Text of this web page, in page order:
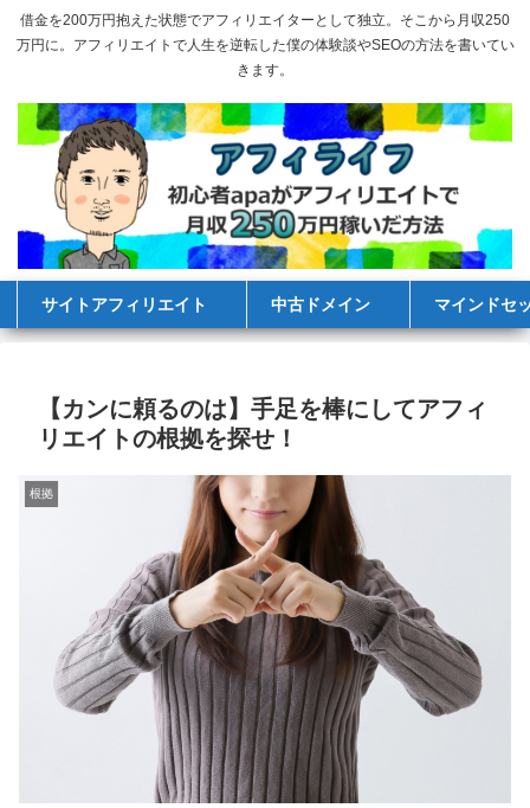
借金を200万円抱えた状態でアフィリエイターとして独立。そこから月収250
万円に。アフィリエイトで人生を逆転した僕の体験談やSEOの方法を書いてい
きます。
サイトアフィリエイト 中古ドメイン マインドセ
【カンに頼るのは】手足を棒にしてアフィ
リエイトの根拠を探せ！
根拠